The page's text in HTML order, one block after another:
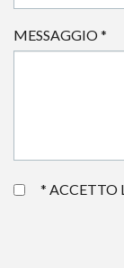
MESSAGGIO*
* ACCETTO